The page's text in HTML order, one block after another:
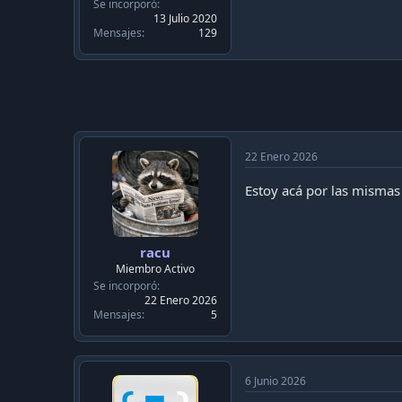
a
ó
Se incorporó
13 Julio 2020
Mensajes
129
racu
Miembro Activo
Se incorporó
22 Enero 2026
Mensajes
5
22 Enero 2026
Estoy acá por las
6 Junio 2026